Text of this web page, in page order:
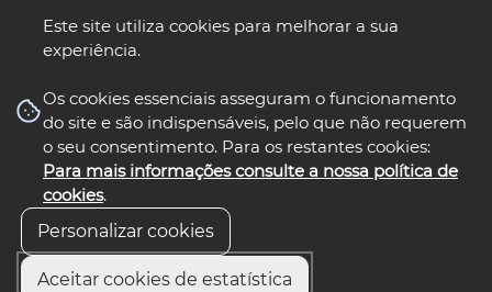
Este site utiliza cookies para melhorar a sua
experiência.
Os cookies essenciais asseguram o funcionamento
do site e são indispensáveis, pelo que não requerem
o seu consentimento. Para os restantes cookies:
Para mais informações consulte a nossa política de
cookies.
Personalizar cookies
Aceitar cookies de estatística
nos select language